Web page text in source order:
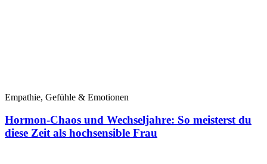
Empathie, Gefühle & Emotionen
Hormon-Chaos und Wechseljahre: So meisterst du
diese Zeit als hochsensible Frau